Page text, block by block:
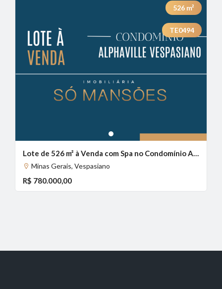
1
526 m²
TE0494
Lote de 526 m² à Venda com Spa no Condomínio Alphaville, Vespasiano - MG
Minas Gerais, Vespasiano
R$ 780.000,00